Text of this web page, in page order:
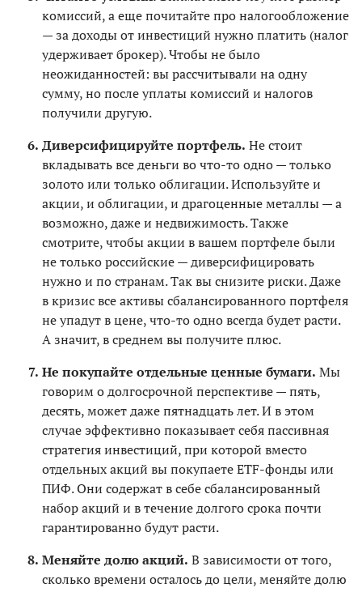
комиссий, а еще почитайте про налогообложение
— за доходы от инвестиций нужно платить (налог
удерживает брокер). Чтобы не было
неожиданностей: вы рассчитывали на одну
сумму, но после уплаты комиссий и налогов
получили другую.
Диверсифицируйте портфель. Не стоит
вкладывать все деньги во что-то одно — только
золото или только облигации. Используйте и
акции, и облигации, и драгоценные металлы — а
возможно, даже и недвижимость. Также
смотрите, чтобы акции в вашем портфеле были
не только российские — диверсифицировать
нужно и по странам. Так вы снизите риски. Даже
в кризис все активы сбалансированного портфеля
не упадут в цене, что-то одно всегда будет расти.
А значит, в среднем вы получите плюс.
Не покупайте отдельные ценные бумаги. Мы
говорим о долгосрочной перспективе — пять,
десять, может даже пятнадцать лет. И в этом
случае эффективно показывает себя пассивная
стратегия инвестиций, при которой вместо
отдельных акций вы покупаете ETF-фонды или
ПИФ. Они содержат в себе сбалансированный
набор акций и в течение долгого срока почти
гарантированно будут расти.
Меняйте долю акций. В зависимости от того,
сколько времени осталось до цели, меняйте долю